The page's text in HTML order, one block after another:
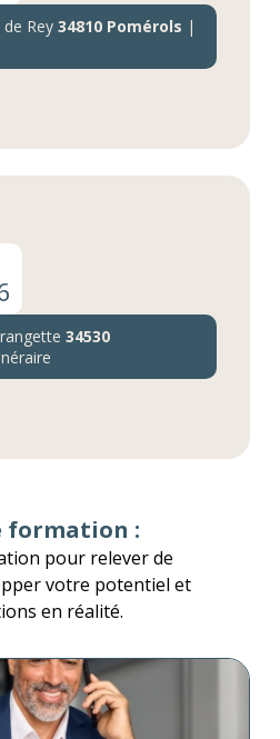
Rey 34810 Pomérols |
34530
formation :
pour relever de
votre potentiel et
en réalité.